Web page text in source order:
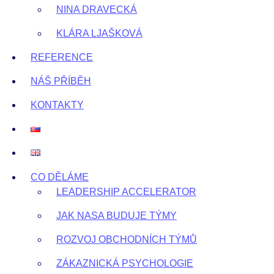
NINA DRAVECKÁ
KLÁRA LJAŠKOVÁ
REFERENCE
NÁŠ PŘÍBĚH
KONTAKTY
CO DĚLÁME
LEADERSHIP ACCELERATOR
JAK NASA BUDUJE TÝMY
ROZVOJ OBCHODNÍCH TÝMŮ
ZÁKAZNICKÁ PSYCHOLOGIE